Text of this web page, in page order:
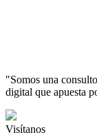
"Somos una
digital que apuesta
Visítanos